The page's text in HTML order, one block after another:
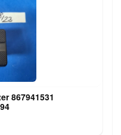
867941531